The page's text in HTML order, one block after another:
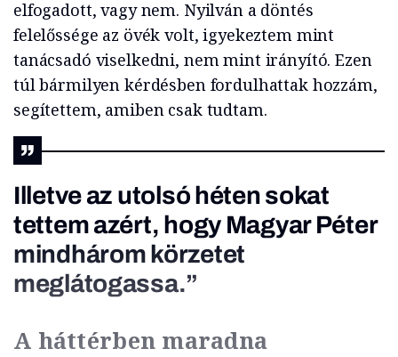
elfogadott, vagy nem. Nyilván a döntés
felelőssége az övék volt, igyekeztem mint
tanácsadó viselkedni, nem mint irányító. Ezen
túl bármilyen kérdésben fordulhattak hozzám,
segítettem, amiben csak tudtam.
Illetve az utolsó héten sokat
tettem azért, hogy Magyar Péter
mindhárom körzetet
meglátogassa.”
A háttérben maradna